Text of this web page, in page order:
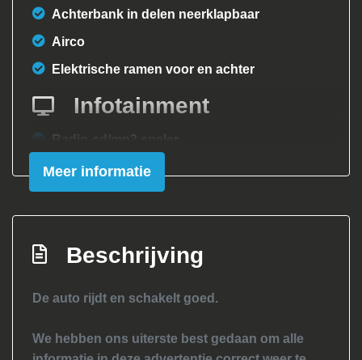
Achterbank in delen neerklapbaar
Airco
Elektrische ramen voor en achter
Infotainment
Radio-cd/mp3 speler
Meer informatie
Beschrijving
De auto rijdt en schakelt goed.
We hebben ons uiterste best gedaan om alle